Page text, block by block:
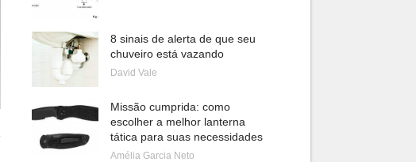
8 sinais de alerta de que seu
chuveiro está vazando
David Vale
Missão cumprida: como
escolher a melhor lanterna
tática para suas necessidades
Amélia Garcia Neto